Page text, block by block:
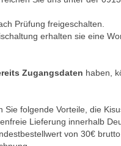
Prüfung freigeschalten.
erhalten sie eine
Zugangsdaten haben,
Sie folgende Vorteile, die
Lieferung innerhalb
von 30€